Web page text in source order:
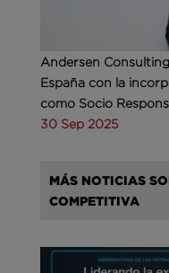
Andersen
España con la
como Socio
30 Sep 2025
MÁS NOTICIAS
COMPETITIVA